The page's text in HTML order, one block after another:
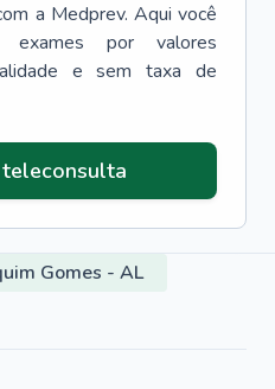
a Medprev. Aqui você
exames por valores
e sem taxa de
Gomes - AL